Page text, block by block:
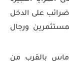
على الدخل
ورجال
بالقرب من